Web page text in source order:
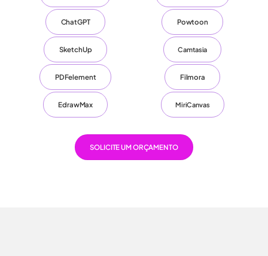
ChatGPT Powtoon
SketchUp Camtasia
PDFelement Filmora
EdrawMax MiriCanvas
SOLICITE UM ORÇAMENTO